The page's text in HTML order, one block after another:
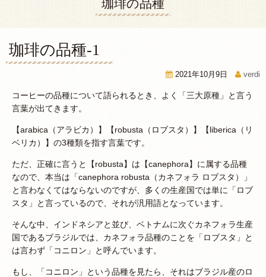
珈琲の品種
珈琲の品種-1
2021年10月9日 verdi
コーヒーの品種について語られるとき、よく「三大原種」と言う
言葉が出てきます。
【arabica（アラビカ）】【robusta（ロブスタ）】【liberica（リ
ベリカ）】の3種類を指す言葉です。
ただ、正確に言うと【robusta】は【canephora】に属する品種
なので、本当は「canephora robusta（カネフォラ ロブスタ）」
と言わなくてはならないのですが、多くの生産国では単に「ロブ
スタ」と言っているので、それが汎用語となっています。
そんな中、インドネシアと並び、ベトナムに次ぐカネフォラ生産
国であるブラジルでは、カネフォラ品種のことを「ロブスタ」と
は言わず「コニロン」と呼んでいます。
もし、「コニロン」という品種を見たら、それはブラジル産のロ